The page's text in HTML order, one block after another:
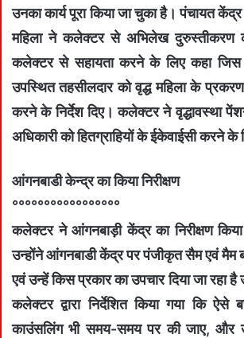
उनका कार्य पूरा किया जा चुका है। पंचायत
महिला ने कलेक्टर से अभिलेख दुरुस्तीकरण
कलेक्टर से सहायता करने के लिए कहा
उपस्थित तहसीलदार को वृद्ध महिला के
करने के निर्देश दिए। कलेक्टर ने वृद्धावस्था
अधिकारी को हितग्राहियों के ईकेवाईसी करने के
आंगनबाडी केन्‍द्र का किया निरीक्षण
°°°°°°°°°°°°°°°°°
कलेक्‍टर ने आंगनबाड़ी केंद्र का निरीक्षण
उन्होंने आंगनबाडी केंद्र पर पंजीकृत सैम एवं मैम
एवं उन्हें किस प्रकार का उपचार दिया जा रहा
कलेक्टर द्वारा निर्देशित किया गया कि ऐसे
काउंसलिंग भी समय-समय पर की जाए, और